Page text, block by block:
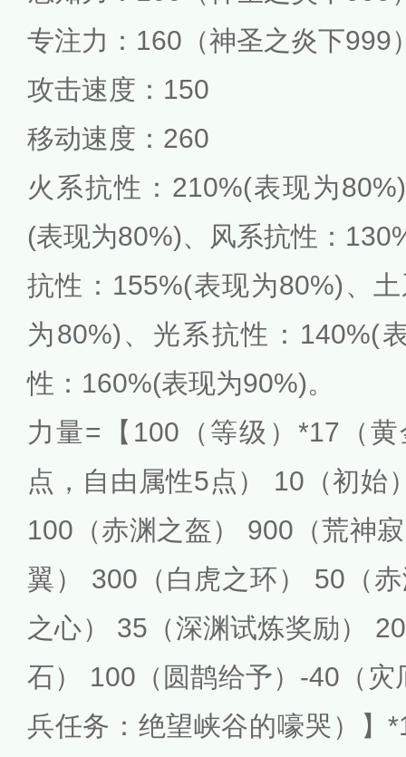
专注力：160（神圣之炎下999
攻击速度：150
移动速度：260
火系抗性：210%(表现为
(表现为80%)、风系抗性：
抗性：155%(表现为80%)、
为80%)、光系抗性：140%(
性：160%(表现为90%)。
力量=【100（等级）*17（
点，自由属性5点） 10（初始
100（赤渊之盔） 900（荒神
翼） 300（白虎之环） 50（
之心） 35（深渊试炼奖励）
石） 100（圆鹊给予）-40（
兵任务：绝望峡谷的嚎哭）】